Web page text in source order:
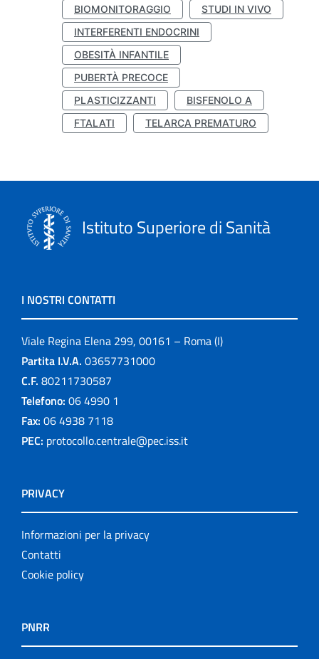
BIOMONITORAGGIO
STUDI IN VIVO
INTERFERENTI ENDOCRINI
OBESITÀ INFANTILE
PUBERTÀ PRECOCE
PLASTICIZZANTI
BISFENOLO A
FTALATI
TELARCA PREMATURO
Istituto Superiore di Sanità
I NOSTRI CONTATTI
Viale Regina Elena 299, 00161 – Roma (I)
Partita I.V.A. 03657731000
C.F. 80211730587
Telefono: 06 4990 1
Fax: 06 4938 7118
PEC: protocollo.centrale@pec.iss.it
PRIVACY
Informazioni per la privacy
Contatti
Cookie policy
PNRR